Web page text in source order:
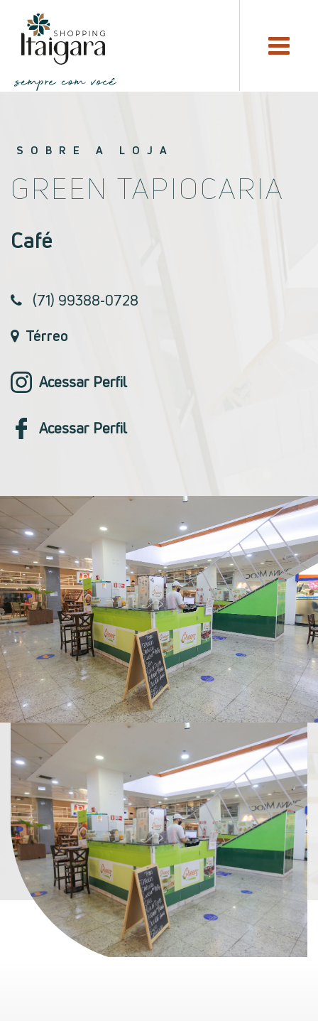
SOBRE A LOJA
GREEN TAPIOCARIA
Café
(71) 99388-0728
Térreo
Acessar Perfil
Acessar Perfil